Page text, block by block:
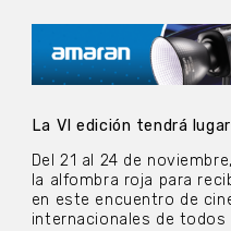
La VI edición tendrá
Del 21 al 24 de
la alfombra roja para
en este encuentro de
internacionales de